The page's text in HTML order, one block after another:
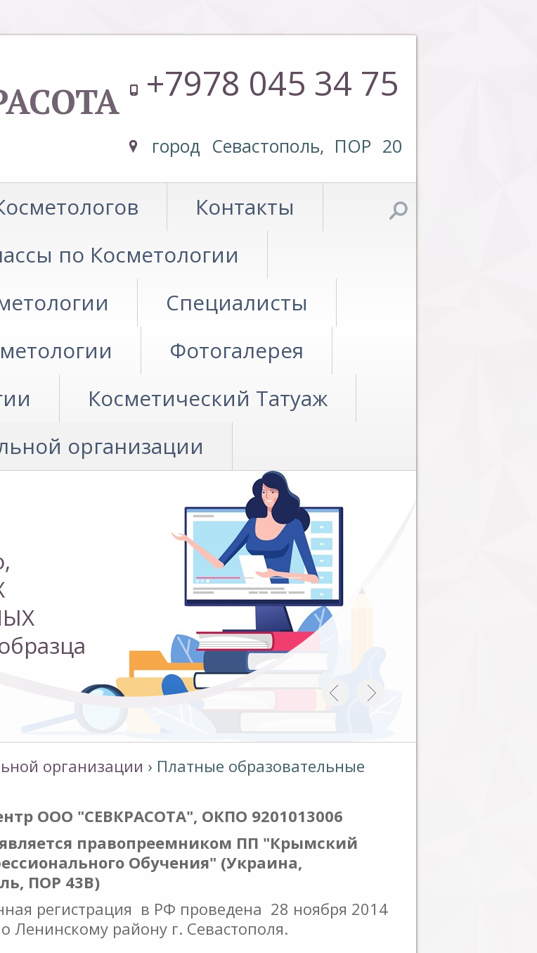
+7978 045 34 75
город Севастополь, ПОР 20
Контакты
по Косметологии
Специалисты
Фотогалерея
Косметический Татуаж
организации
организации › Платные образовательные
ООО "СЕВКРАСОТА", ОКПО 9201013006
является правопреемником ПП "Крымский
Обучения" (Украина,
ПОР 43В)
регистрация в РФ проведена 28 ноября 2014
Ленинскому району г. Севастополя.